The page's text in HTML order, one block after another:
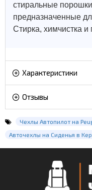
стиральные
предназначенные
Стирка, химчистка
Характеристики
Отзывы
Чехлы Автопилот на
Авточехлы на Сиденья в